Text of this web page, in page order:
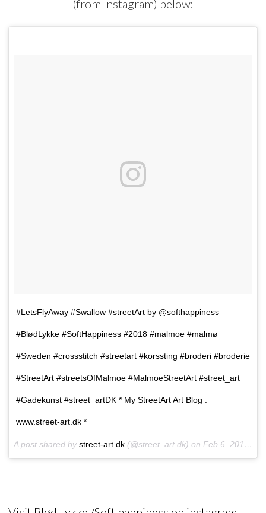
(from Instagram) below:
#LetsFlyAway #Swallow #streetArt by @softhappiness
#BlødLykke #SoftHappiness #2018 #malmoe #malmø
#Sweden #crossstitch #streetart #korssting #broderi #broderie
#StreetArt #streetsOfMalmoe #MalmoeStreetArt #street_art
#Gadekunst #street_artDK * My StreetArt Art Blog :
www.street-art.dk *
A post shared by street-art.dk (@street_art.dk) on Feb 6, 2018 at 7:19am PST